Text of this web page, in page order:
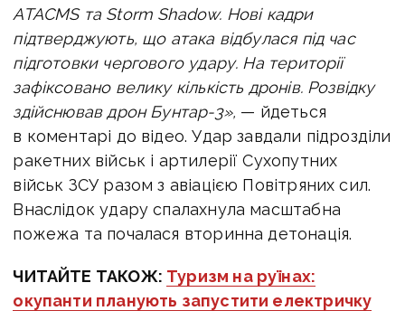
ATACMS та Storm Shadow. Нові кадри
підтверджують, що атака відбулася під час
підготовки чергового удару. На території
зафіксовано велику кількість дронів. Розвідку
здійснював дрон Бунтар-3», — йдеться
в коментарі до відео. Удар завдали підрозділи
ракетних військ і артилерії Сухопутних
військ ЗСУ разом з авіацією Повітряних сил.
Внаслідок удару спалахнула масштабна
пожежа та почалася вторинна детонація.
ЧИТАЙТЕ ТАКОЖ: Туризм на руїнах:
окупанти планують запустити електричку